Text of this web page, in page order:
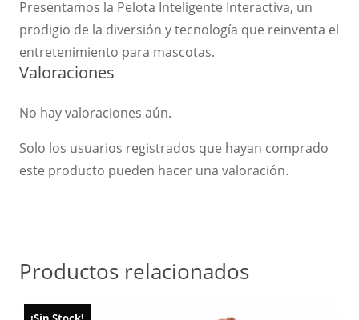
Presentamos la Pelota Inteligente Interactiva, un
prodigio de la diversión y tecnología que reinventa el
entretenimiento para mascotas.
Valoraciones
No hay valoraciones aún.
Solo los usuarios registrados que hayan comprado
este producto pueden hacer una valoración.
Productos relacionados